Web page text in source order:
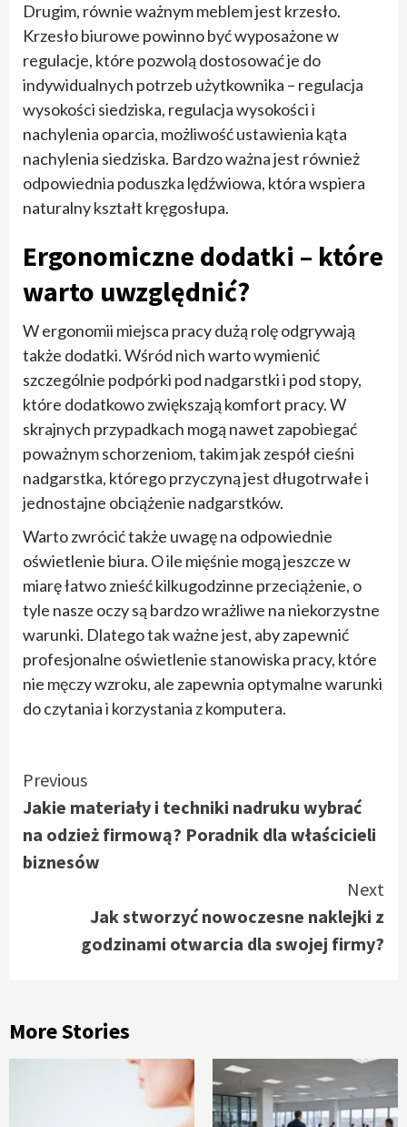
Drugim, równie ważnym meblem jest krzesło.
Krzesło biurowe powinno być wyposażone w
regulacje, które pozwolą dostosować je do
indywidualnych potrzeb użytkownika – regulacja
wysokości siedziska, regulacja wysokości i
nachylenia oparcia, możliwość ustawienia kąta
nachylenia siedziska. Bardzo ważna jest również
odpowiednia poduszka lędźwiowa, która wspiera
naturalny kształt kręgosłupa.
Ergonomiczne dodatki – które
warto uwzględnić?
W ergonomii miejsca pracy dużą rolę odgrywają
także dodatki. Wśród nich warto wymienić
szczególnie podpórki pod nadgarstki i pod stopy,
które dodatkowo zwiększają komfort pracy. W
skrajnych przypadkach mogą nawet zapobiegać
poważnym schorzeniom, takim jak zespół cieśni
nadgarstka, którego przyczyną jest długotrwałe i
jednostajne obciążenie nadgarstków.
Warto zwrócić także uwagę na odpowiednie
oświetlenie biura. O ile mięśnie mogą jeszcze w
miarę łatwo znieść kilkugodzinne przeciążenie, o
tyle nasze oczy są bardzo wrażliwe na niekorzystne
warunki. Dlatego tak ważne jest, aby zapewnić
profesjonalne oświetlenie stanowiska pracy, które
nie męczy wzroku, ale zapewnia optymalne warunki
do czytania i korzystania z komputera.
Continue
Reading
Previous
Jakie materiały i techniki nadruku wybrać
na odzież firmową? Poradnik dla właścicieli
biznesów
Next
Jak stworzyć nowoczesne naklejki z
godzinami otwarcia dla swojej firmy?
More Stories